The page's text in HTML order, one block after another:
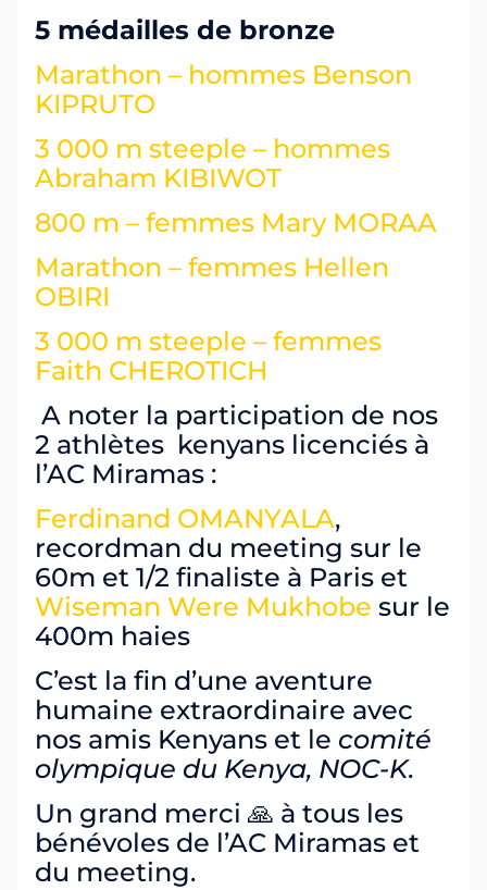
5 médailles de bronze
Marathon – hommes Benson
KIPRUTO
3 000 m steeple – hommes
Abraham KIBIWOT
800 m – femmes Mary MORAA
Marathon – femmes Hellen
OBIRI
3 000 m steeple – femmes
Faith CHEROTICH
A noter la participation de nos
2 athlètes kenyans licenciés à
l’AC Miramas :
Ferdinand OMANYALA,
recordman du meeting sur le
60m et 1/2 finaliste à Paris et
Wiseman Were Mukhobe sur le
400m haies
C’est la fin d’une aventure
humaine extraordinaire avec
nos amis Kenyans et le comité
olympique du Kenya, NOC-K.
Un grand merci 🙏 à tous les
bénévoles de l’AC Miramas et
du meeting.